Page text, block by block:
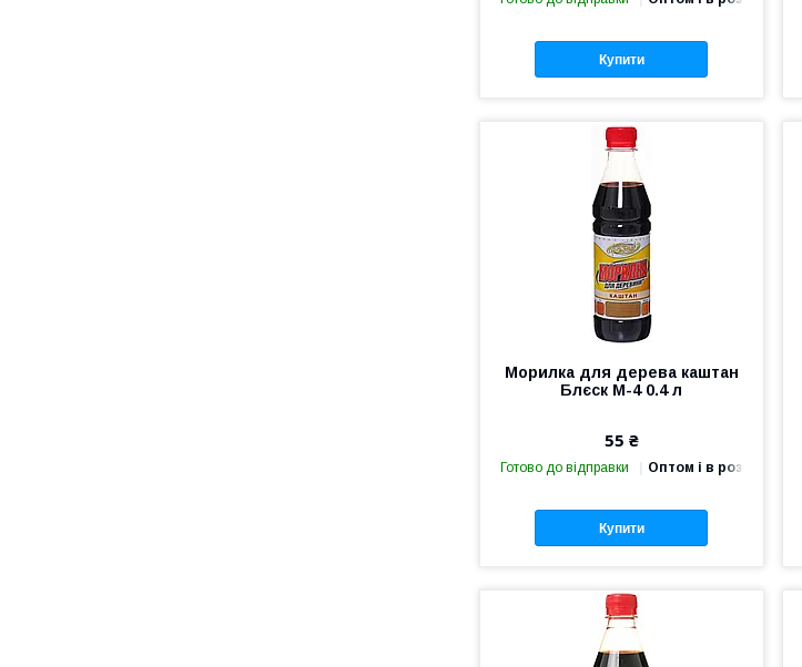
Купити
Морилка для дерева каштан
Блєск М-4 0.4 л
55 ₴
Готово до відправки Оптом і в роздріб
Купити